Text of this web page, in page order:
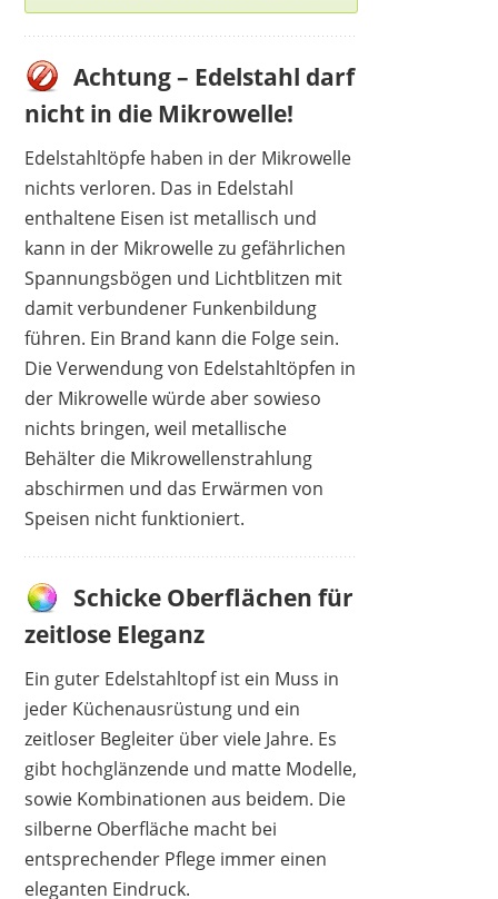
Achtung – Edelstahl darf
nicht in die Mikrowelle!
Edelstahltöpfe haben in der Mikrowelle
nichts verloren. Das in Edelstahl
enthaltene Eisen ist metallisch und
kann in der Mikrowelle zu gefährlichen
Spannungsbögen und Lichtblitzen mit
damit verbundener Funkenbildung
führen. Ein Brand kann die Folge sein.
Die Verwendung von Edelstahltöpfen in
der Mikrowelle würde aber sowieso
nichts bringen, weil metallische
Behälter die Mikrowellenstrahlung
abschirmen und das Erwärmen von
Speisen nicht funktioniert.
Schicke Oberflächen für
zeitlose Eleganz
Ein guter Edelstahltopf ist ein Muss in
jeder Küchenausrüstung und ein
zeitloser Begleiter über viele Jahre. Es
gibt hochglänzende und matte Modelle,
sowie Kombinationen aus beidem. Die
silberne Oberfläche macht bei
entsprechender Pflege immer einen
eleganten Eindruck.